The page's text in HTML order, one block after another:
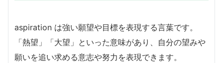
aspiration は強い願望や目標を表現する言葉です。
「熱望」「大望」といった意味があり、自分の望みや
願いを追い求める意志や努力を表現できます。